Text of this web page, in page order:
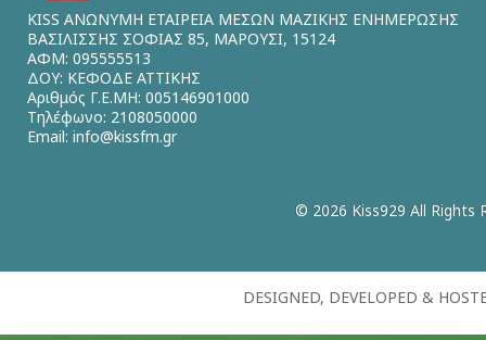
KISS ΑΝΩΝΥΜΗ ΕΤΑΙΡΕΙΑ ΜΕΣΩΝ ΜΑΖΙΚΗΣ ΕΝΗΜΕΡΩΣΗΣ
ΒΑΣΙΛΙΣΣΗΣ ΣΟΦΙΑΣ 85, ΜΑΡΟΥΣΙ, 15124
ΑΦΜ: 095555513
ΔΟΥ: ΚΕΦΟΔΕ ΑΤΤΙΚΗΣ
Αριθμός Γ.Ε.ΜΗ: 005146901000
Τηλέφωνο: 2108050000
Email: info@kissfm.gr
© 2026 Kiss929 All Rights
DESIGNED, DEVELOPED &